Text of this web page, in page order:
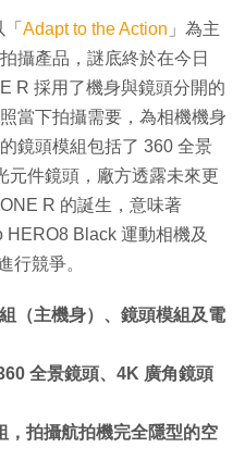
Adapt to the Action 」為主
攝產品，謎底終於在今日
R 採用了機身與鏡頭分開的
當下拍攝需要，為相機機身
鏡頭模組包括了 360 全景
元件鏡頭，廠方透露未來更
R 的誕生，意味著
HERO8 Black 運動相機及
行競爭。
（主機身）、鏡頭模組及電
全景鏡頭、4K 廣角鏡頭
，拍攝航拍機完全隱型的空